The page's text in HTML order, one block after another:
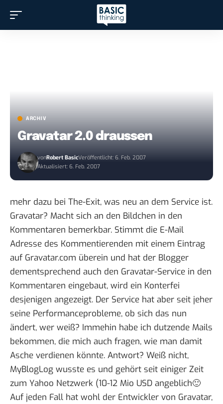
ARCHIV
Gravatar 2.0 draussen
vonRobert BasicVeröffentlicht: 6. Feb. 2007
Aktualisiert: 6. Feb. 2007
mehr dazu bei The-Exit, was neu an dem Service ist.
Gravatar? Macht sich an den Bildchen in den
Kommentaren bemerkbar. Stimmt die E-Mail
Adresse des Kommentierenden mit einem Eintrag
auf Gravatar.com überein und hat der Blogger
dementsprechend auch den Gravatar-Service in den
Kommentaren eingebaut, wird ein Konterfei
desjenigen angezeigt. Der Service hat aber seit jeher
seine Performanceprobleme, ob sich das nun
ändert, wer weiß? Immehin habe ich dutzende Mails
bekommen, die mich auch fragen, wie man damit
Asche verdienen könnte. Antwort? Weiß nicht,
MyBlogLog wusste es und gehört seit einiger Zeit
zum Yahoo Netzwerk (10-12 Mio USD angeblich🙂
Auf jeden Fall hat wohl der Entwickler von Gravatar,